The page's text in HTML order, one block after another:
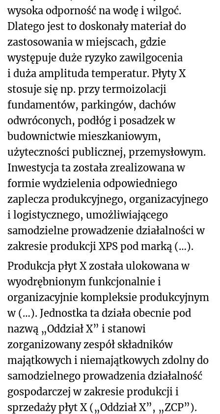
wysoka odporność na wodę i wilgoć.
Dlatego jest to doskonały materiał do
zastosowania w miejscach, gdzie
występuje duże ryzyko zawilgocenia
i duża amplituda temperatur. Płyty X
stosuje się np. przy termoizolacji
fundamentów, parkingów, dachów
odwróconych, podłóg i posadzek w
budownictwie mieszkaniowym,
użyteczności publicznej, przemysłowym.
Inwestycja ta została zrealizowana w
formie wydzielenia odpowiedniego
zaplecza produkcyjnego, organizacyjnego
i logistycznego, umożliwiającego
samodzielne prowadzenie działalności w
zakresie produkcji XPS pod marką (…).
Produkcja płyt X została ulokowana w
wyodrębnionym funkcjonalnie i
organizacyjnie kompleksie produkcyjnym
w (…). Jednostka ta działa obecnie pod
nazwą „Oddział X” i stanowi
zorganizowany zespół składników
majątkowych i niemajątkowych zdolny do
samodzielnego prowadzenia działalność
gospodarczej w zakresie produkcji i
sprzedaży płyt X („Oddział X”, „ZCP”).